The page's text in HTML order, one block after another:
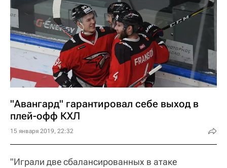
"Авангард" гарантировал себе выход в
плей-офф КХЛ
15 января 2019, 22:32
"Играли две сбалансированных в атаке